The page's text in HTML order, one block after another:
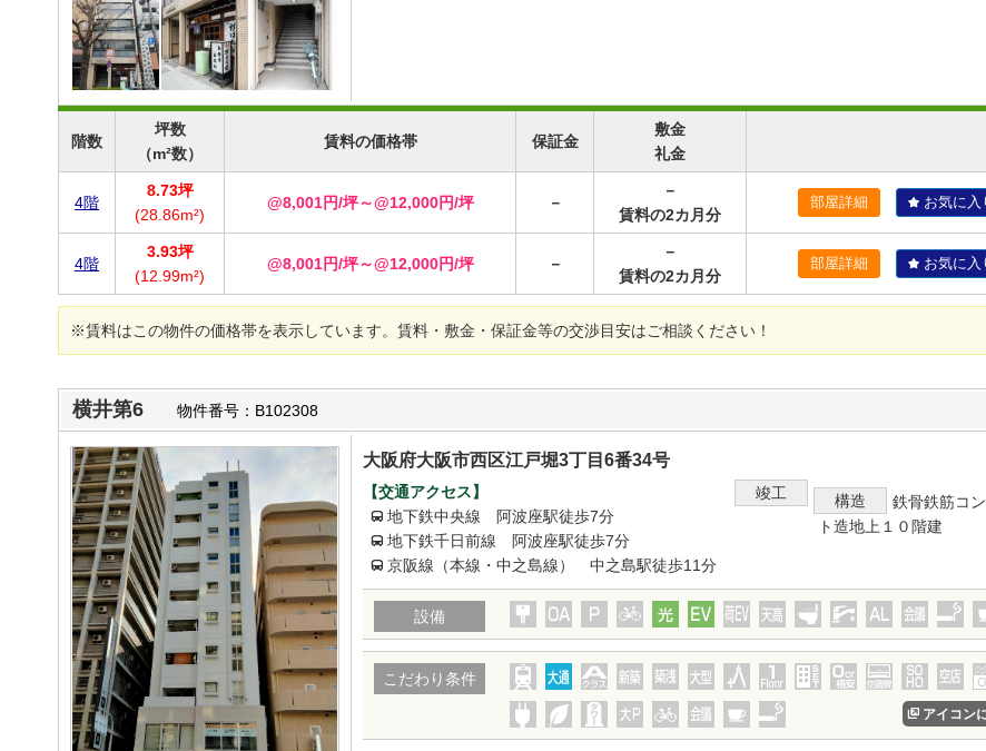
階数
坪数
（m²数）
賃料の価格帯 保証金
敷金
礼金
4階
8.73坪
(28.86m²)
@8,001円/坪～@12,000円/坪 －
－
賃料の2カ月分
部屋詳細 お気に入
4階
3.93坪
(12.99m²)
@8,001円/坪～@12,000円/坪 －
－
賃料の2カ月分
部屋詳細 お気に入
※賃料はこの物件の価格帯を表示しています。賃料・敷金・保証金等の交渉目安はご相談ください！
横井第6 物件番号：B102308
大阪府大阪市西区江戸堀3丁目6番34号
【交通アクセス】
地下鉄中央線 阿波座駅徒歩7分
地下鉄千日前線 阿波座駅徒歩7分
京阪線（本線・中之島線） 中之島駅徒歩11分
竣工 構造
鉄骨鉄筋コ
ト造地上１０階建
設備
こだわり条件
アイコン